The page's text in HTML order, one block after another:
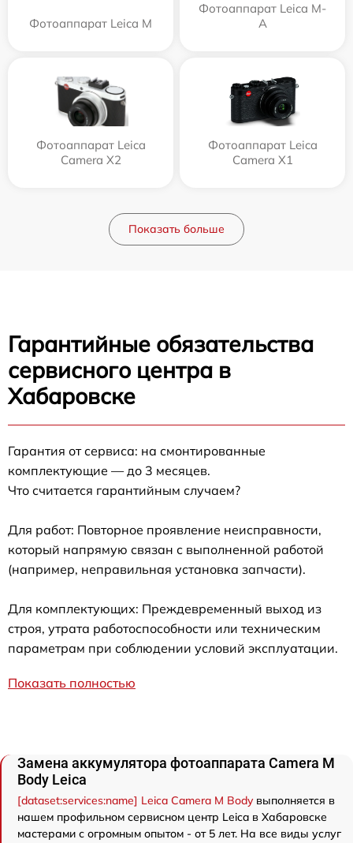
Фотоаппарат Leica M
Фотоаппарат Leica M-
A
Фотоаппарат Leica
Camera X2
Фотоаппарат Leica
Camera X1
Показать больше
Гарантийные обязательства
сервисного центра в
Хабаровске
Гарантия от сервиса: на смонтированные
комплектующие — до 3 месяцев.
Что считается гарантийным случаем?
Для работ: Повторное проявление неисправности,
который напрямую связан с выполненной работой
(например, неправильная установка запчасти).
Для комплектующих: Преждевременный выход из
строя, утрата работоспособности или техническим
параметрам при соблюдении условий эксплуатации.
Показать полностью
Замена аккумулятора фотоаппарата Camera M
Body Leica
[dataset:services:name] Leica Camera M Bodyвыполняется в
нашем профильном сервисном центр Leica в Хабаровске
мастерами с огромным опытом - от 5 лет. На все виды услуг